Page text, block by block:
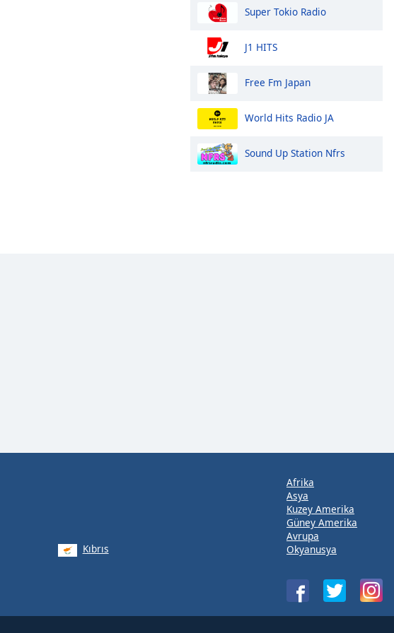
Super Tokio Radio
J1 HITS
Free Fm Japan
World Hits Radio JA
Sound Up Station Nfrs
Kıbrıs
Afrika
Asya
Kuzey Amerika
Güney Amerika
Avrupa
Okyanusya